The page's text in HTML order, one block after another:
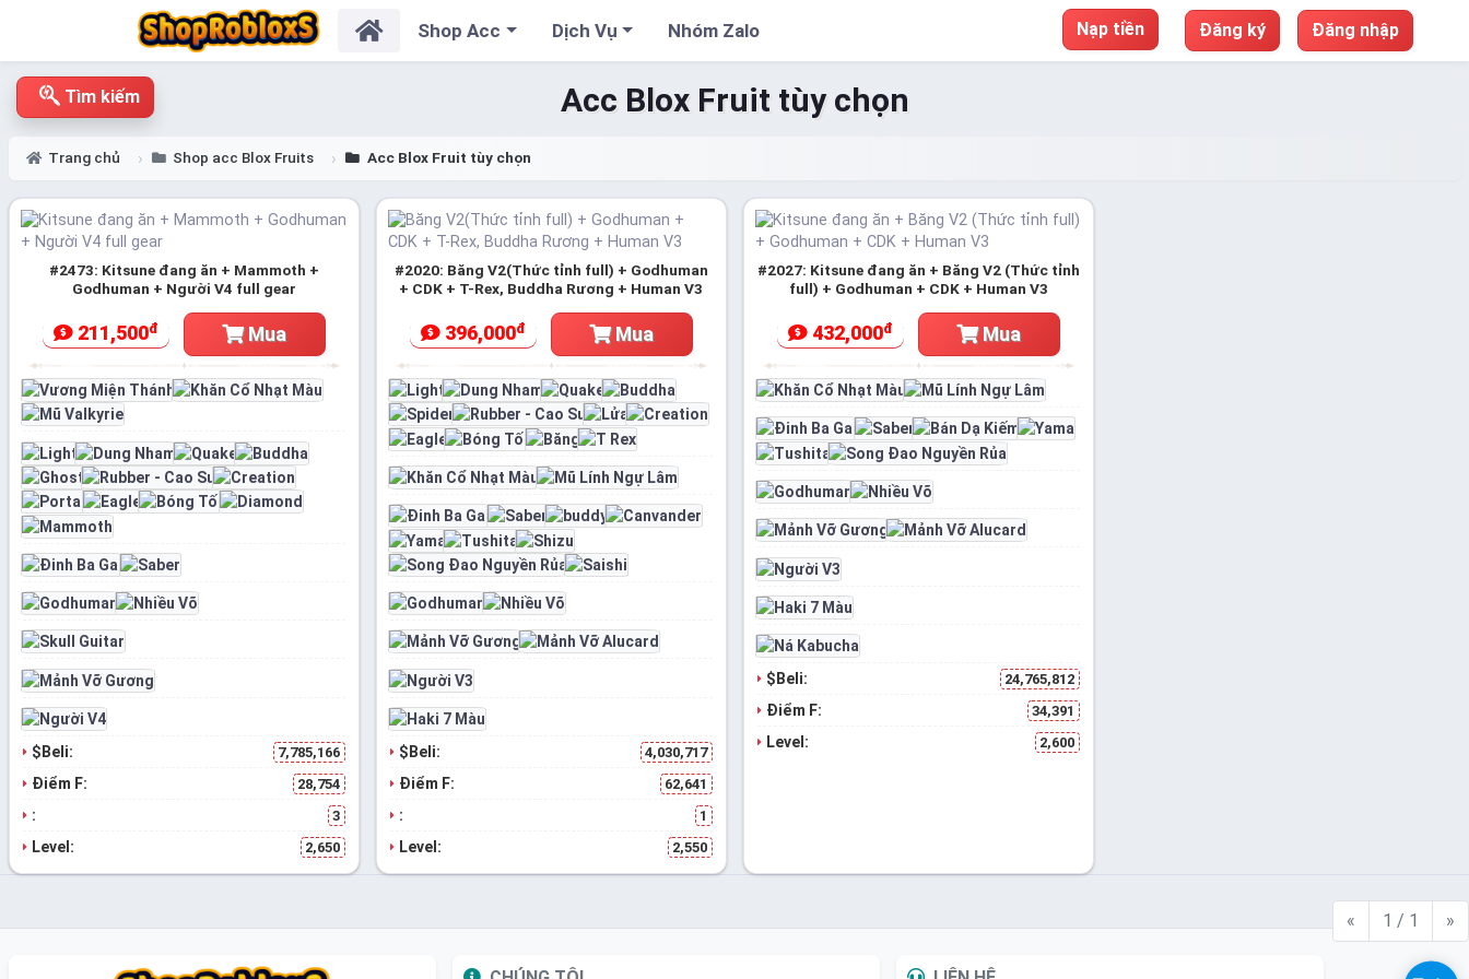
Shop Acc Dịch Vụ Nhóm Zalo Nạp tiền Đăng ký Đăng nhập
Acc Blox Fruit tùy chọn
Trang chủ Shop acc Blox Fruits Acc Blox Fruit tùy chọn
Tìm kiếm
#2473: Kitsune đang ăn + Mammoth +
Godhuman + Người V4 full gear
211,500đ Mua
$Beli: 7,785,166
Điểm F: 28,754
: 3
Level: 2,650
#2020: Băng V2(Thức tỉnh full) + Godhuman
+ CDK + T-Rex, Buddha Rương + Human V3
396,000đ Mua
$Beli: 4,030,717
Điểm F: 62,641
: 1
Level: 2,550
#2027: Kitsune đang ăn + Băng V2 (Thức tỉnh
full) + Godhuman + CDK + Human V3
432,000đ Mua
$Beli: 24,765,812
Điểm F: 34,391
Level: 2,600
« 1 / 1 »